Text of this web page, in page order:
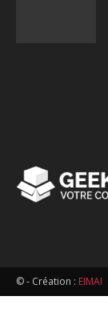
© - Création : EIMAI